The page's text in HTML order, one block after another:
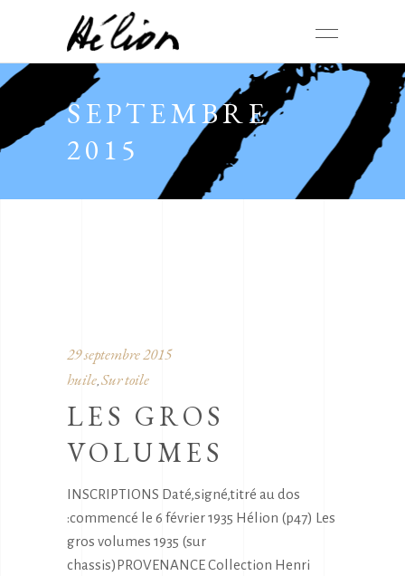
SEPTEMBRE
2015
29 septembre 2015
huile, Sur toile
LES GROS
VOLUMES
INSCRIPTIONS Daté,signé,titré au dos
:commencé le 6 février 1935 Hélion (p47) Les
gros volumes 1935 (sur
chassis)PROVENANCE Collection Henri